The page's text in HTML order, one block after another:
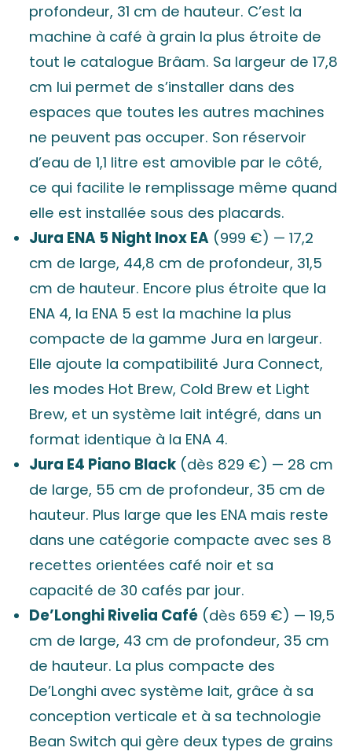
profondeur, 31 cm de hauteur. C’est la
machine à café à grain la plus étroite de
tout le catalogue Brâam. Sa largeur de 17,8
cm lui permet de s’installer dans des
espaces que toutes les autres machines
ne peuvent pas occuper. Son réservoir
d’eau de 1,1 litre est amovible par le côté,
ce qui facilite le remplissage même quand
elle est installée sous des placards.
Jura ENA 5 Night Inox EA (999 €) — 17,2
cm de large, 44,8 cm de profondeur, 31,5
cm de hauteur. Encore plus étroite que la
ENA 4, la ENA 5 est la machine la plus
compacte de la gamme Jura en largeur.
Elle ajoute la compatibilité Jura Connect,
les modes Hot Brew, Cold Brew et Light
Brew, et un système lait intégré, dans un
format identique à la ENA 4.
Jura E4 Piano Black (dès 829 €) — 28 cm
de large, 55 cm de profondeur, 35 cm de
hauteur. Plus large que les ENA mais reste
dans une catégorie compacte avec ses 8
recettes orientées café noir et sa
capacité de 30 cafés par jour.
De’Longhi Rivelia Café (dès 659 €) — 19,5
cm de large, 43 cm de profondeur, 35 cm
de hauteur. La plus compacte des
De’Longhi avec système lait, grâce à sa
conception verticale et à sa technologie
Bean Switch qui gère deux types de grains